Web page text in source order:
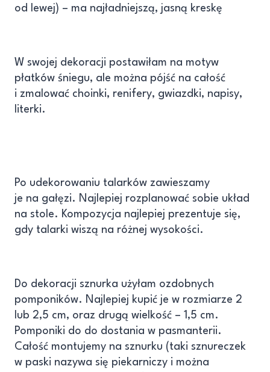
od lewej) – ma najładniejszą, jasną kreskę
W swojej dekoracji postawiłam na motyw
płatków śniegu, ale można pójść na całość
i zmalować choinki, renifery, gwiazdki, napisy,
literki.
Po udekorowaniu talarków zawieszamy
je na gałęzi. Najlepiej rozplanować sobie układ
na stole. Kompozycja najlepiej prezentuje się,
gdy talarki wiszą na różnej wysokości.
Do dekoracji sznurka użyłam ozdobnych
pomponików. Najlepiej kupić je w rozmiarze 2
lub 2,5 cm, oraz drugą wielkość – 1,5 cm.
Pomponiki do do dostania w pasmanterii.
Całość montujemy na sznurku (taki sznureczek
w paski nazywa się piekarniczy i można